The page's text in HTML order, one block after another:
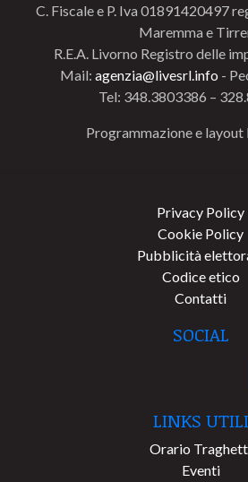
C. Fiscale e P. Iva 01891420497
Maremma e
R.E.A. Livorno Registro delle
Mail: agenzia@livesrl.info -
Tel: 348.3803386 –
Programmazione e layout
Privacy Policy
Cookie Policy
Pubblicità
Codice etico
Contatti
SOCIAL
LINKS UTILI
Orario
Eventi